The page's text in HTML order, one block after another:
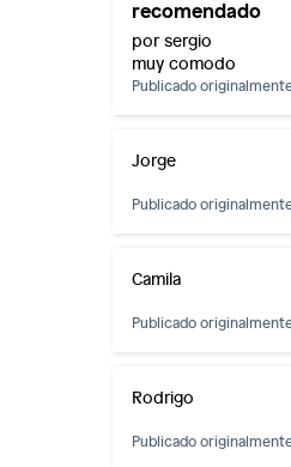
recomendado
por sergio
muy comodo
Publicado
Jorge
Publicado
Camila
Publicado
Rodrigo
Publicado